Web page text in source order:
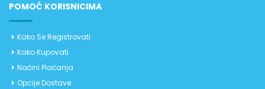
POMOĆ KORISNICIMA
Kako Se Registrovati
Kako Kupovati
Načini Plaćanja
Opcije Dostave